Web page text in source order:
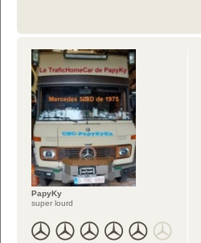
PapyKy
super lourd